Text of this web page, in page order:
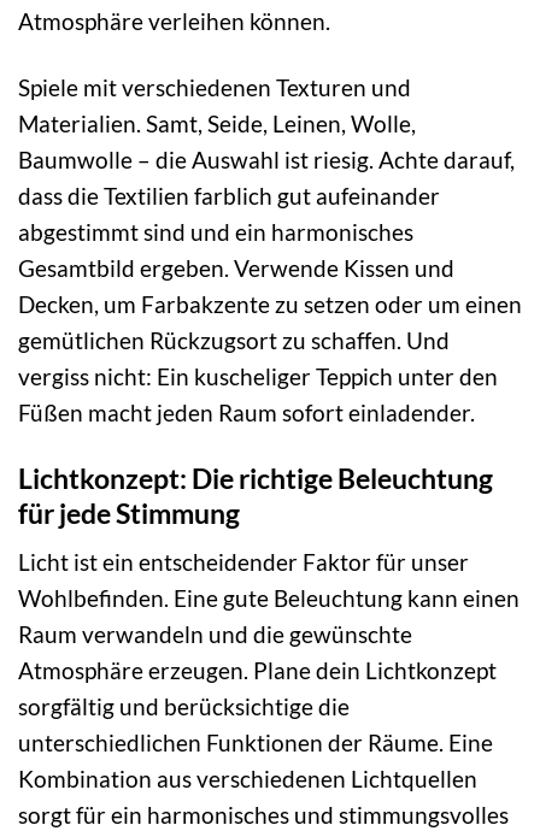
Atmosphäre verleihen können.
Spiele mit verschiedenen Texturen und
Materialien. Samt, Seide, Leinen, Wolle,
Baumwolle – die Auswahl ist riesig. Achte darauf,
dass die Textilien farblich gut aufeinander
abgestimmt sind und ein harmonisches
Gesamtbild ergeben. Verwende Kissen und
Decken, um Farbakzente zu setzen oder um einen
gemütlichen Rückzugsort zu schaffen. Und
vergiss nicht: Ein kuscheliger Teppich unter den
Füßen macht jeden Raum sofort einladender.
Lichtkonzept: Die richtige Beleuchtung
für jede Stimmung
Licht ist ein entscheidender Faktor für unser
Wohlbefinden. Eine gute Beleuchtung kann einen
Raum verwandeln und die gewünschte
Atmosphäre erzeugen. Plane dein Lichtkonzept
sorgfältig und berücksichtige die
unterschiedlichen Funktionen der Räume. Eine
Kombination aus verschiedenen Lichtquellen
sorgt für ein harmonisches und stimmungsvolles